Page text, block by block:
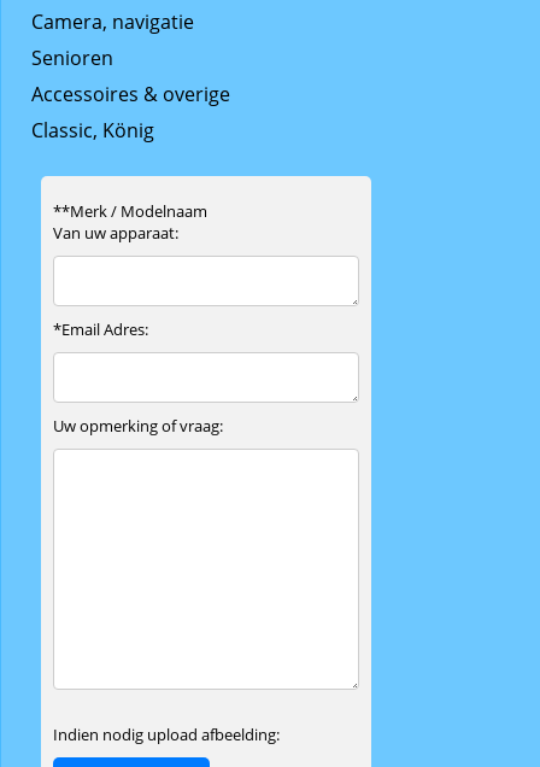
Camera, navigatie
Senioren
Accessoires & overige
Classic, König